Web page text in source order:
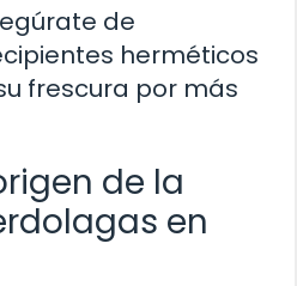
de
herméticos
frescura por más
de la
en